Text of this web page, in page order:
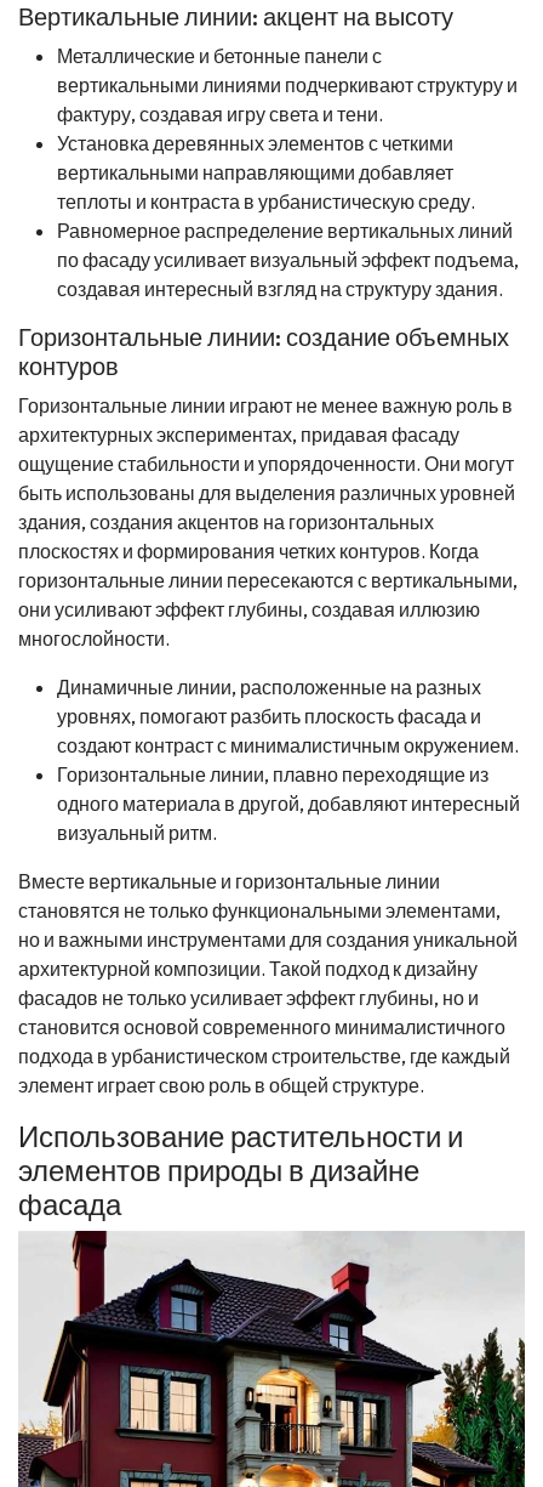
Вертикальные линии: акцент на высоту
Металлические и бетонные панели с
вертикальными линиями подчеркивают структуру и
фактуру, создавая игру света и тени.
Установка деревянных элементов с четкими
вертикальными направляющими добавляет
теплоты и контраста в урбанистическую среду.
Равномерное распределение вертикальных линий
по фасаду усиливает визуальный эффект подъема,
создавая интересный взгляд на структуру здания.
Горизонтальные линии: создание объемных
контуров
Горизонтальные линии играют не менее важную роль в
архитектурных экспериментах, придавая фасаду
ощущение стабильности и упорядоченности. Они могут
быть использованы для выделения различных уровней
здания, создания акцентов на горизонтальных
плоскостях и формирования четких контуров. Когда
горизонтальные линии пересекаются с вертикальными,
они усиливают эффект глубины, создавая иллюзию
многослойности.
Динамичные линии, расположенные на разных
уровнях, помогают разбить плоскость фасада и
создают контраст с минималистичным окружением.
Горизонтальные линии, плавно переходящие из
одного материала в другой, добавляют интересный
визуальный ритм.
Вместе вертикальные и горизонтальные линии
становятся не только функциональными элементами,
но и важными инструментами для создания уникальной
архитектурной композиции. Такой подход к дизайну
фасадов не только усиливает эффект глубины, но и
становится основой современного минималистичного
подхода в урбанистическом строительстве, где каждый
элемент играет свою роль в общей структуре.
Использование растительности и
элементов природы в дизайне
фасада